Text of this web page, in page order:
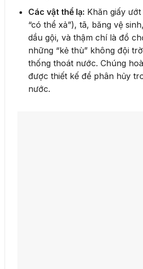
Các vật thể lạ: Khăn giấy
“có thể xả”), tã, băng vệ
dầu gội, và thậm chí là đồ
những “kẻ thù” không đội
thống thoát nước. Chúng
được thiết kế để phân hủy
nước.